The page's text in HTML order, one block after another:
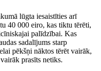
lūgta iesaistīties arī
40 000 eiro, kas tiktu tērēti,
palīdzībai. Kas
sadalījums starp
pēkšņi nāktos tērēt vairāk,
prasīts netiks.